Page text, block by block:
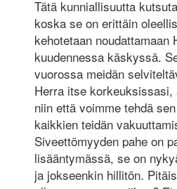
Tätä kunniallisuutta
koska se on erittäin
kehotetaan noudattamaan
kuudennessa käskyssä.
vuorossa meidän
Herra itse korkeuksissasi,
niin että voimme tehdä
kaikkien teidän
Siveettömyyden pahe on
lisääntymässä, se on
ja jokseenkin hillitön.